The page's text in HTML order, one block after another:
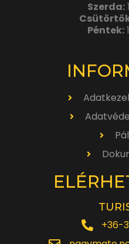
Szerda:
Péntek:
+36-